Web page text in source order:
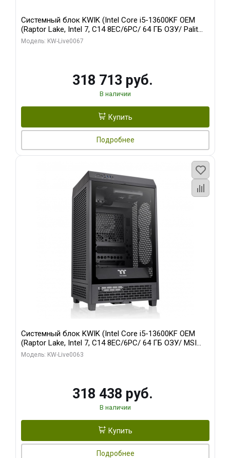
Системный блок KWIK (Intel Core i5-13600KF OEM
(Raptor Lake, Intel 7, C14 8EC/6PC/ 64 ГБ ОЗУ/ Palit
RTX5080 GAMINGPRO OC 16GB GDDR7 256bit 3xDP
Модель: KW-Live0067
318 713 руб.
В наличии
Купить
Подробнее
Системный блок KWIK (Intel Core i5-13600KF OEM
(Raptor Lake, Intel 7, C14 8EC/6PC/ 64 ГБ ОЗУ/ MSI
RTX5080 VENTUS 3X OC 16GB GDDR7 256bit 3xDP
Модель: KW-Live0063
318 438 руб.
В наличии
Купить
Подробнее